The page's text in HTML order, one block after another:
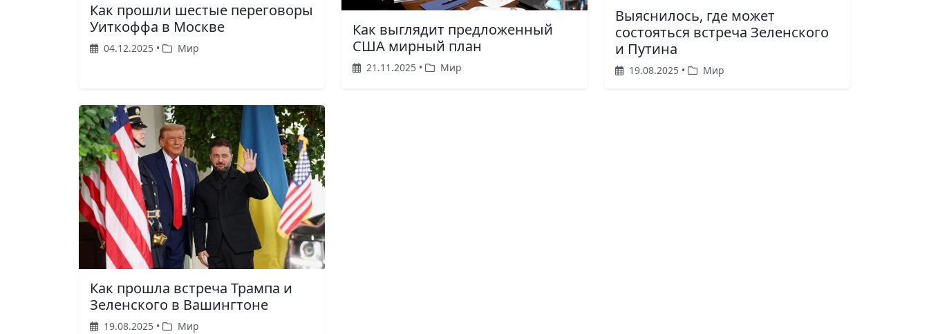
Как прошли шестые переговоры
Уиткоффа в Москве
04.12.2025 • Мир
Как выглядит предложенный
США мирный план
21.11.2025 • Мир
Выяснилось, где может
состояться встреча Зеленского
и Путина
19.08.2025 • Мир
Как прошла встреча Трампа и
Зеленского в Вашингтоне
19.08.2025 • Мир